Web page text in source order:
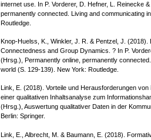
internet use. In P. Vorderer, D. Hefner, L. Reinecke
permanently connected. Living and communicating
Routledge.
Knop-Huelss, K., Winkler, J. R. & Pentzel, J. (2018).
Connectedness and Group Dynamics. ? In P.
(Hrsg.), Permanently online, permanently
world (S. 129-139). New York: Routledge.
Link, E. (2018). Vorteile und Herausforderungen
einer qualitativen Inhaltsanalyse zum
(Hrsg.), Auswertung qualitativer Daten in der
Berlin: Springer.
Link, E., Albrecht, M. & Baumann, E. (2018).